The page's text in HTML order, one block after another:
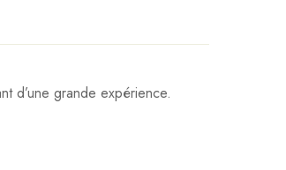
d’une grande expérience.